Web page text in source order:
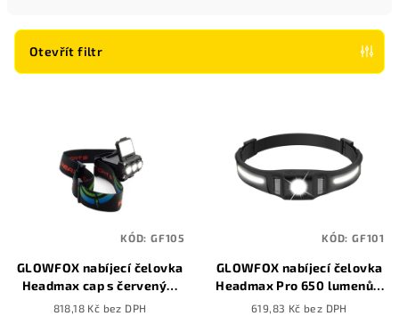
r
Otevřít filtr
oGLOWFOX nabíjecí čelovka
Headmax cap s červeným
světlem
818,18 Kč bez DPH
KÓD: GF105
GLOWFOX nabíjecí čelovka
Headmax Pro 650 lumenů s
pohybovým senzorem
619,83 Kč bez DPH
KÓD: GF101